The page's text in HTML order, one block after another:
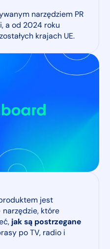
narzędziem PR
a od 2024 roku
krajach UE.
jest
które
jak są postrzegane
po TV, radio i